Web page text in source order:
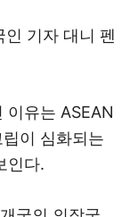
기자 대니 펜
이유는 ASEAN
이 심화되는
인다.